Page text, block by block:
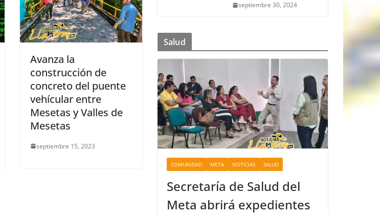
Avanza la
construcción de
concreto del puente
vehícular entre
Mesetas y Valles de
Mesetas
septiembre 15, 2023
septiembre 30, 2024
Salud
COMUNIDAD META NOTICIAS SALUD
Secretaría de Salud del
Meta abrirá expedientes